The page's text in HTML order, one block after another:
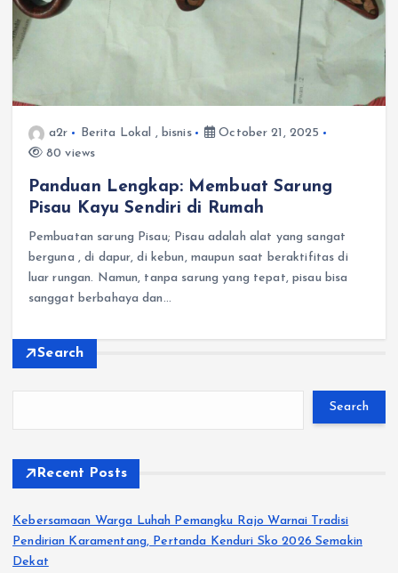
a2r Berita Lokal , bisnis
October 21, 2025
80 views
Panduan Lengkap: Membuat Sarung
Pisau Kayu Sendiri di Rumah
Pembuatan sarung Pisau; Pisau adalah alat yang sangat
berguna , di dapur, di kebun, maupun saat beraktifitas di
luar rungan. Namun, tanpa sarung yang tepat, pisau bisa
sanggat berbahaya dan…
Search
Search
Recent Posts
Kebersamaan Warga Luhah Pemangku Rajo Warnai Tradisi
Pendirian Karamentang, Pertanda Kenduri Sko 2026 Semakin
Dekat